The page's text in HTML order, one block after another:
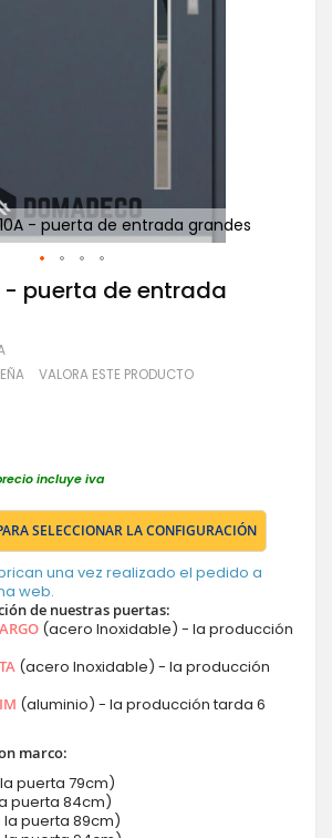
- puerta de entrada grandes
- puerta de entrada
VALORA ESTE PRODUCTO
incluye iva
SELECCIONAR LA CONFIGURACIÓN
una vez realizado el pedido a
web.
de nuestras puertas:
(acero Inoxidable) - la producción
(acero Inoxidable) - la producción
(aluminio) - la producción tarda 6
marco:
puerta 79cm)
puerta 84cm)
la puerta 89cm)